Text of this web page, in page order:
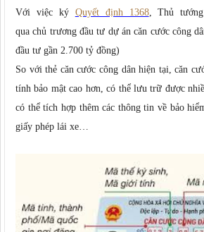
Với việc ký Quyết định 1368, Thủ
qua chủ trương đầu tư dự án căn cước công
đầu tư gần 2.700 tỷ đồng)
So với thẻ căn cước công dân hiện tại, căn
tính bảo mật cao hơn, có thể lưu trữ được
có thể tích hợp thêm các thông tin về bảo
giấy phép lái xe…